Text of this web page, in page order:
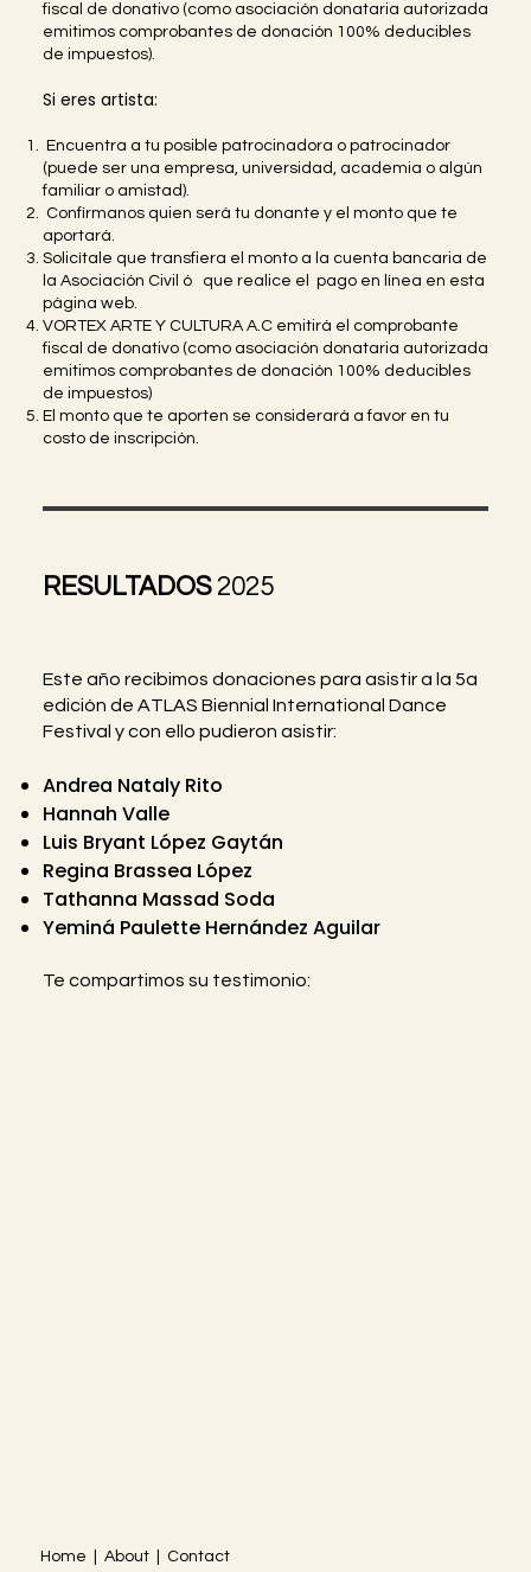
fiscal de donativo (como asociación donataria autorizada
emitimos comprobantes de donación 100% deducibles
de impuestos).
Si eres artista:
Encuentra a tu posible patrocinadora o patrocinador
(puede ser una empresa, universidad, academia o algún
familiar o amistad).
Confírmanos quien será tu donante y el monto que te
aportará.
Solicítale que transfiera el monto a la cuenta bancaria de
la Asociación Civil ó que realice el pago en línea en esta
página web.
VORTEX ARTE Y CULTURA A.C emitirá el comprobante
fiscal de donativo (como asociación donataria autorizada
emitimos comprobantes de donación 100% deducibles
de impuestos)
El monto que te aporten se considerará a favor en tu
costo de inscripción.
RESULTADOS 2025
Este año recibimos donaciones para asistir a la 5a
edición de ATLAS Biennial International Dance
Festival y con ello pudieron asistir:
Andrea Nataly Rito
Hannah Valle
Luis Bryant López Gaytán
Regina Brassea López
Tathanna Massad Soda
Yeminá Paulette Hernández Aguilar
Te compartimos su testimonio:
Home | About | Contact